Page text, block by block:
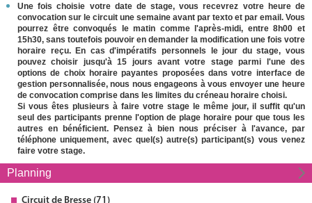
Une fois choisie votre date de stage, vous recevrez votre heure de
convocation sur le circuit une semaine avant par texto et par email. Vous
pourrez être convoqués le matin comme l'après-midi, entre 8h00 et
15h30, sans toutefois pouvoir en demander la modification une fois votre
horaire reçu. En cas d'impératifs personnels le jour du stage, vous
pouvez choisir jusqu'à 15 jours avant votre stage parmi l'une des
options de choix horaire payantes proposées dans votre interface de
gestion personnalisée, nous nous engageons à vous envoyer une heure
de convocation comprise dans les limites du créneau horaire choisi.
Si vous êtes plusieurs à faire votre stage le même jour, il suffit qu'un
seul des participants prenne l'option de plage horaire pour que tous les
autres en bénéficient. Pensez à bien nous préciser à l'avance, par
téléphone uniquement, avec quel(s) autre(s) participant(s) vous venez
faire votre stage.
Planning
Circuit de Bresse (71)